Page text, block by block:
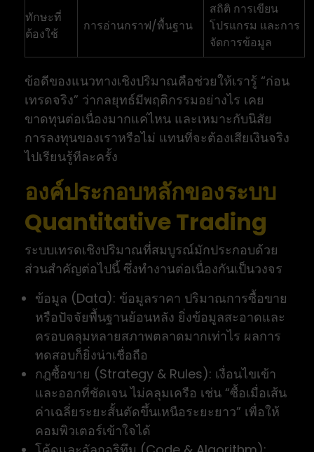
ทักษะที่
ต้องใช้
การอ่านกราฟ/พื้นฐาน
สถิติ การเขียน
โปรแกรม และการ
จัดการข้อมูล
ข้อดีของแนวทางเชิงปริมาณคือช่วยให้เรารู้ “ก่อน
เทรดจริง” ว่ากลยุทธ์มีพฤติกรรมอย่างไร เคย
ขาดทุนต่อเนื่องมากแค่ไหน และเหมาะกับนิสัย
การลงทุนของเราหรือไม่ แทนที่จะต้องเสียเงินจริง
ไปเรียนรู้ทีละครั้ง
องค์ประกอบหลักของระบบ
Quantitative Trading
ระบบเทรดเชิงปริมาณที่สมบูรณ์มักประกอบด้วย
ส่วนสำคัญต่อไปนี้ ซึ่งทำงานต่อเนื่องกันเป็นวงจร
ข้อมูล (Data): ข้อมูลราคา ปริมาณการซื้อขาย
หรือปัจจัยพื้นฐานย้อนหลัง ยิ่งข้อมูลสะอาดและ
ครอบคลุมหลายสภาพตลาดมากเท่าไร ผลการ
ทดสอบก็ยิ่งน่าเชื่อถือ
กฎซื้อขาย (Strategy & Rules): เงื่อนไขเข้า
และออกที่ชัดเจน ไม่คลุมเครือ เช่น “ซื้อเมื่อเส้น
ค่าเฉลี่ยระยะสั้นตัดขึ้นเหนือระยะยาว” เพื่อให้
คอมพิวเตอร์เข้าใจได้